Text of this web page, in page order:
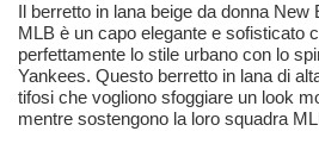
Il berretto in lana beige da donna New
MLB è un capo elegante e sofisticato
perfettamente lo stile urbano con lo
Yankees. Questo berretto in lana di
tifosi che vogliono sfoggiare un look
mentre sostengono la loro squadra